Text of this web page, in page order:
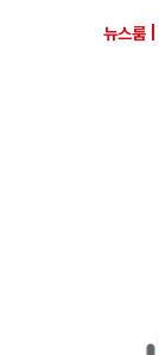
뉴스룸